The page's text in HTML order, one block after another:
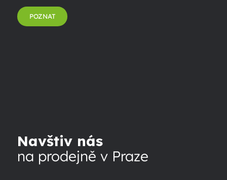
POZNAT
Navštiv nás
na prodejně v Praze